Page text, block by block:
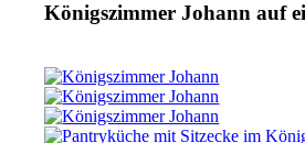
Königszimmer Johann auf